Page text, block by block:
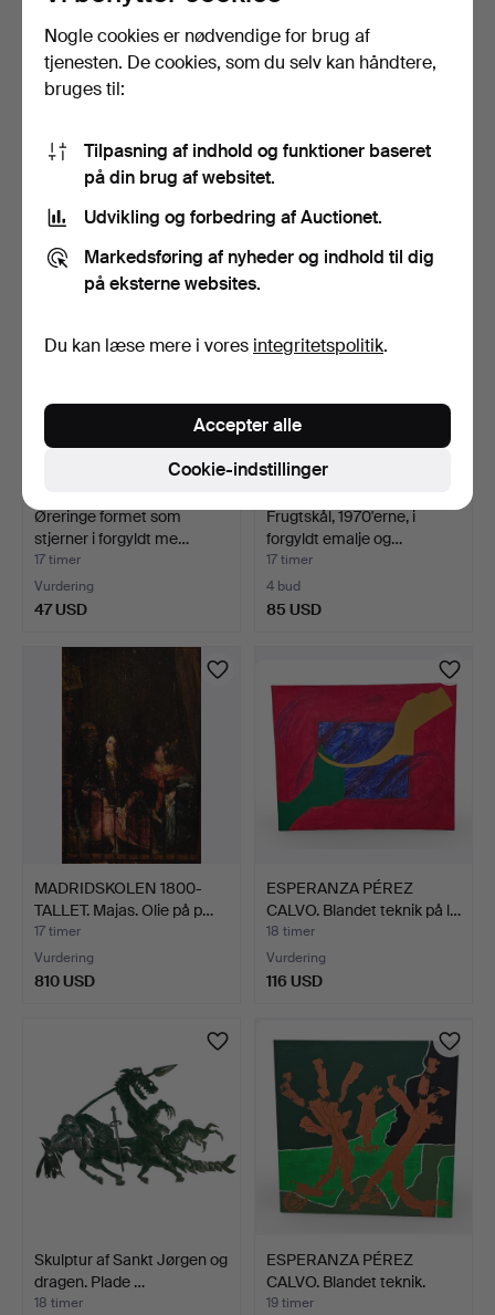
Rævepelsjakke med
læderdetaljer i matchend…
1 bud
ESPERANZA PÉREZ
CALVO. Blandet teknik.
"Mo…
17 timer
Vurdering
Øreringe formet som
stjerner i forgyldt me…
17 timer
Vurdering
47 USD
Frugtskål, 1970'erne, i
forgyldt emalje og…
17 timer
4 bud
85 USD
MADRIDSKOLEN 1800-
TALLET. Majas. Olie på p…
17 timer
Vurdering
810 USD
ESPERANZA PÉREZ
CALVO. Blandet teknik på l…
18 timer
Vurdering
116 USD
Skulptur af Sankt Jørgen og
dragen. Plade …
18 timer
ESPERANZA PÉREZ
CALVO. Blandet teknik.
"Na…
19 timer
Nogle cookies er nødvendige for brug af
tjenesten. De cookies, som du selv kan håndtere,
bruges til:
Tilpasning af indhold og funktioner baseret
på din brug af websitet.
Udvikling og forbedring af Auctionet.
Markedsføring af nyheder og indhold til dig
på eksterne websites.
Du kan læse mere i vores integritetspolitik.
Cookie-indstillinger
Accepter alle